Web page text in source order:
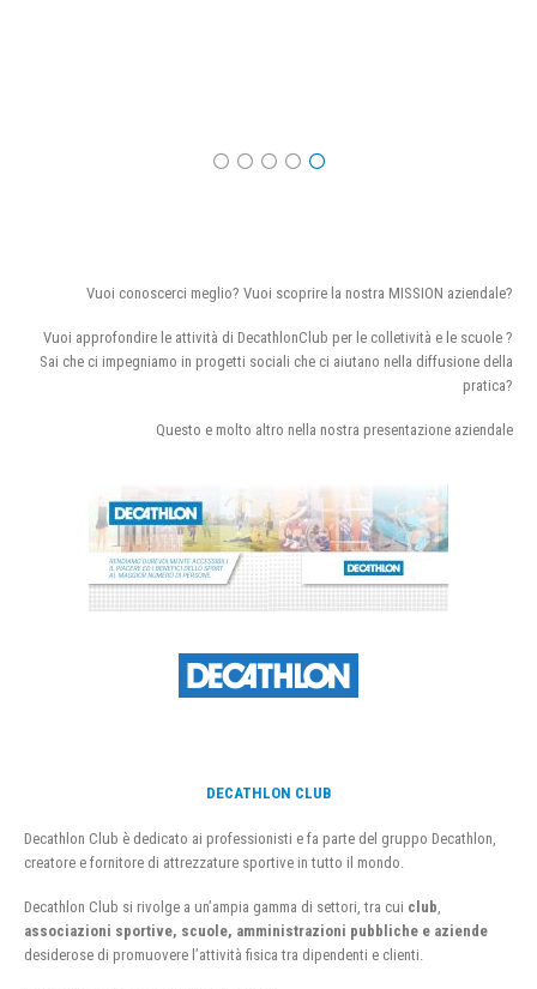
Vuoi conoscerci meglio? Vuoi scoprire la nostra MISSION aziendale?
Vuoi approfondire le attività di DecathlonClub per le colletività e le scuole ?
Sai che ci impegniamo in progetti sociali che ci aiutano nella diffusione della
pratica?
Questo e molto altro nella nostra presentazione aziendale
DECATHLON CLUB
Decathlon Club è dedicato ai professionisti e fa parte del gruppo Decathlon,
creatore e fornitore di attrezzature sportive in tutto il mondo.
Decathlon Club si rivolge a un’ampia gamma di settori, tra cui club
associazioni sportive, scuole, amministrazioni pubbliche e aziende
desiderose di promuovere l’attività fisica tra dipendenti e clienti.